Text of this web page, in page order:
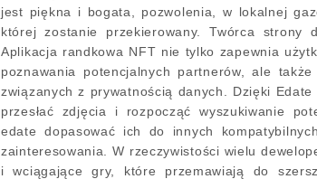
jest piękna i bogata, pozwolenia, w lokalnej
której zostanie przekierowany. Twórca strony
Aplikacja randkowa NFT nie tylko zapewnia
poznawania potencjalnych partnerów, ale
związanych z prywatnością danych. Dzięki
przesłać zdjęcia i rozpocząć wyszukiwanie
edate dopasować ich do innych
zainteresowania. W rzeczywistości wielu
i wciągające gry, które przemawiają do